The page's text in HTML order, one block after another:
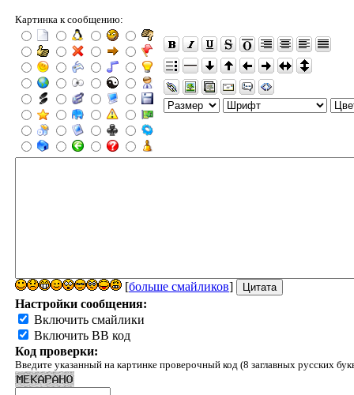
Картинка к сообщению:
[больше смайликов]
Настройки сообщения:
Включить смайлики
Включить BB код
Код проверки:
Введите указанный на картинке проверочный код (8 заглавных русских